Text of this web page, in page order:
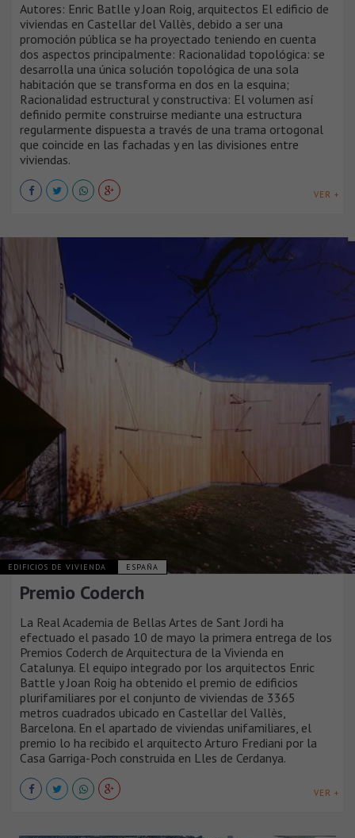
Autores: Enric Batlle y Joan Roig, arquitectos El edificio de
viviendas en Castellar del Vallès, debido a ser una
promoción pública se ha proyectado teniendo en cuenta
dos aspectos principalmente: Racionalidad topológica: se
desarrolla una única solución topológica de una sola
habitación que se transforma en dos en la esquina;
Racionalidad estructural y constructiva: El volumen así
definido permite construirse mediante una estructura
regularmente dispuesta a través de una trama ortogonal
que coincide en las fachadas y en las divisiones entre
viviendas.
VER +
EDIFICIOS DE VIVIENDA ESPAÑA
Premio Coderch
La Real Academia de Bellas Artes de Sant Jordi ha
efectuado el pasado 10 de mayo la primera entrega de los
Premios Coderch de Arquitectura de la Vivienda en
Catalunya. El equipo integrado por los arquitectos Enric
Battle y Joan Roig ha obtenido el premio de edificios
plurifamiliares por el conjunto de viviendas de 3365
metros cuadrados ubicado en Castellar del Vallès,
Barcelona. En el apartado de viviendas unifamiliares, el
premio lo ha recibido el arquitecto Arturo Frediani por la
Casa Garriga-Poch construida en Lles de Cerdanya.
VER +